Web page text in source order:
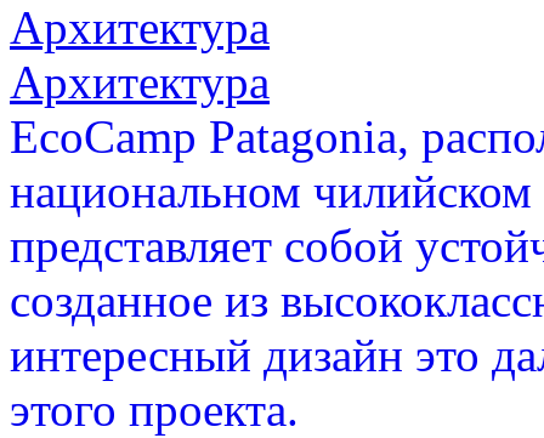
Архитектура
Архитектура
EcoCamp Patagonia,
национальном
представляет собой
созданное из
интересный дизайн это
этого проекта.